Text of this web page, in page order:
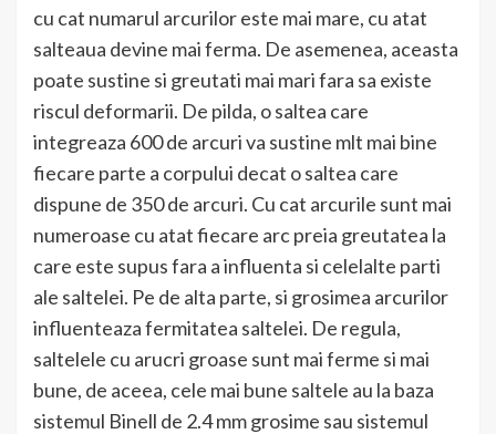
cu cat numarul arcurilor este mai mare, cu atat
salteaua devine mai ferma. De asemenea, aceasta
poate sustine si greutati mai mari fara sa existe
riscul deformarii. De pilda, o saltea care
integreaza 600 de arcuri va sustine mlt mai bine
fiecare parte a corpului decat o saltea care
dispune de 350 de arcuri. Cu cat arcurile sunt mai
numeroase cu atat fiecare arc preia greutatea la
care este supus fara a influenta si celelalte parti
ale saltelei. Pe de alta parte, si grosimea arcurilor
influenteaza fermitatea saltelei. De regula,
saltelele cu arucri groase sunt mai ferme si mai
bune, de aceea, cele mai bune saltele au la baza
sistemul Binell de 2.4 mm grosime sau sistemul